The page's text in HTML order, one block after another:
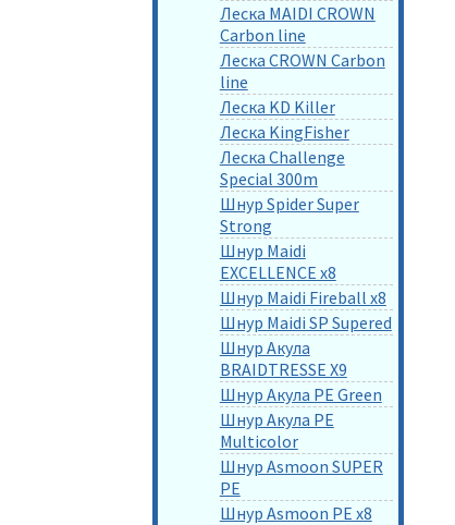
Леска MAIDI CROWN
Carbon line
Леска CROWN Carbon
line
Леска KD Killer
Леска KingFisher
Леска Challenge
Special 300m
Шнур Spider Super
Strong
Шнур Maidi
EXCELLENCE x8
Шнур Maidi Fireball x8
Шнур Maidi SP Supered
Шнур Акула
BRAIDTRESSE X9
Шнур Акула PE Green
Шнур Акула PE
Multicolor
Шнур Asmoon SUPER
PE
Шнур Asmoon PE x8